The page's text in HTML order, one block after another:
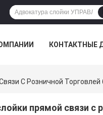
КОНТАКТНЫЕ
С Розничной
прямой связи с